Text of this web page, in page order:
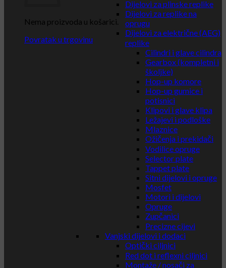
Nema proizvoda u košarici.
Povratak u trgovinu
Dijelovi za plinske replike
Dijelovi za replike na
oprugu
Dijelovi za električne (AEG)
replike
Cilindri i glave cilindra
Gearbox (kompletni i
školjke)
Hop-up komore
Hop-up gumice i
potisnici
Klipovi i glave klipa
Ležajevi i podloške
Mlaznice
Ožičenja i prekidači
Vodilice opruge
Selector plate
Tappet plate
Sitni dijelovi i opruge
Mosfet
Motori i dijelovi
Opruge
Zupčanici
Precizne cijevi
Vanjski dijelovi i dodaci
Optički ciljnici
Red dot i reflexni ciljnici
Montaže / nosači za